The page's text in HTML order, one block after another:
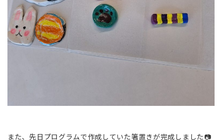
また、先日プログラムで作成していた箸置きが完成しました📷️